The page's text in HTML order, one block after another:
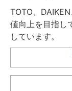
TOTO、
値向上を目指し
しています。